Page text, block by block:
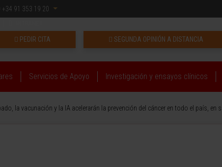
+34 91 353 19 20
SEGUNDA OPINIÓN A DISTANCIA
PEDIR CITA
Servicios de Apoyo Investigación y ensayos clínicos
la vacunación y la IA acelerarán la prevención del cáncer en todo el país, en